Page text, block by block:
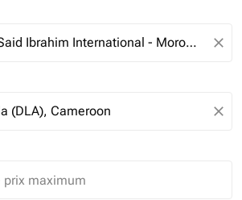
close
close